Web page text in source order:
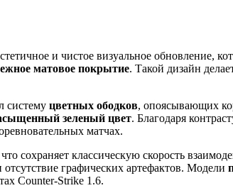
и чистое визуальное обновление,
матовое покрытие. Такой дизайн
систему цветных ободков, опоясывающих
зеленый цвет. Благодаря
матчах.
что сохраняет классическую скорость
графических артефактов. Модели
Counter-Strike 1.6.